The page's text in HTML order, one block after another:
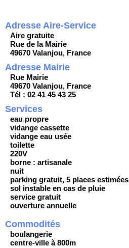
Adresse Aire-Service
Aire gratuite
Rue de la Mairie
49670 Valanjou, France
Adresse Mairie
Rue Mairie
49670 Valanjou, France
Tél : 02 41 45 43 25
Services
eau propre
vidange cassette
vidange eau usée
toilette
220V
borne : artisanale
nuit
parking gratuit, 5 places estimées
sol instable en cas de pluie
service gratuit
ouverture annuelle
Commodités
boulangerie
centre-ville à 800m